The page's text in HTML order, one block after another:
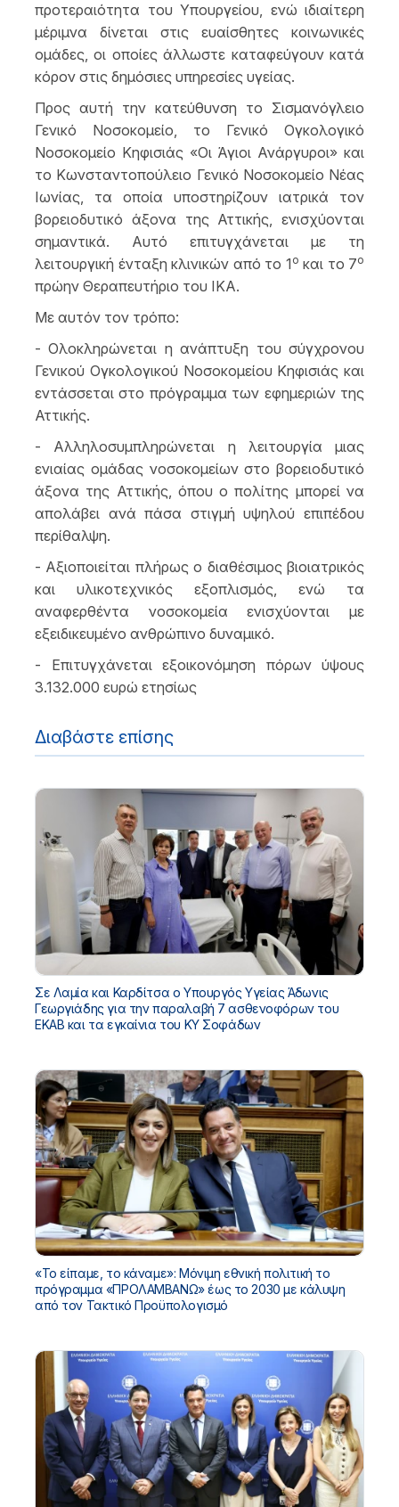
προτεραιότητα του Υπουργείου, ενώ ιδιαίτερη
μέριμνα δίνεται στις ευαίσθητες κοινωνικές
ομάδες, οι οποίες άλλωστε καταφεύγουν κατά
κόρον στις δημόσιες υπηρεσίες υγείας.
Προς αυτή την κατεύθυνση το Σισμανόγλειο
Γενικό Νοσοκομείο, το Γενικό Ογκολογικό
Νοσοκομείο Κηφισιάς «Οι Άγιοι Ανάργυροι» και
το Κωνσταντοπούλειο Γενικό Νοσοκομείο Νέας
Ιωνίας, τα οποία υποστηρίζουν ιατρικά τον
βορειοδυτικό άξονα της Αττικής, ενισχύονται
σημαντικά. Αυτό επιτυγχάνεται με τη
λειτουργική ένταξη κλινικών από το 1 ο και το 7ο
πρώην Θεραπευτήριο του ΙΚΑ.
Με αυτόν τον τρόπο:
- Ολοκληρώνεται η ανάπτυξη του σύγχρονου
Γενικού Ογκολογικού Νοσοκομείου Κηφισιάς και
εντάσσεται στο πρόγραμμα των εφημεριών της
Αττικής.
- Αλληλοσυμπληρώνεται η λειτουργία μιας
ενιαίας ομάδας νοσοκομείων στο βορειοδυτικό
άξονα της Αττικής, όπου ο πολίτης μπορεί να
απολάβει ανά πάσα στιγμή υψηλού επιπέδου
περίθαλψη.
- Αξιοποιείται πλήρως ο διαθέσιμος βιοιατρικός
και υλικοτεχνικός εξοπλισμός, ενώ τα
αναφερθέντα νοσοκομεία ενισχύονται με
εξειδικευμένο ανθρώπινο δυναμικό.
- Επιτυγχάνεται εξοικονόμηση πόρων ύψους
3.132.000 ευρώ ετησίως
Διαβάστε επίσης
Σε Λαμία και Καρδίτσα ο Υπουργός Υγείας Άδωνις
Γεωργιάδης για την παραλαβή 7 ασθενοφόρων του
ΕΚΑΒ και τα εγκαίνια του ΚΥ Σοφάδων
«Το είπαμε, το κάναμε»: Μόνιμη εθνική πολιτική το
πρόγραμμα «ΠΡΟΛΑΜΒΑΝΩ» έως το 2030 με κάλυψη
από τον Τακτικό Προϋπολογισμό